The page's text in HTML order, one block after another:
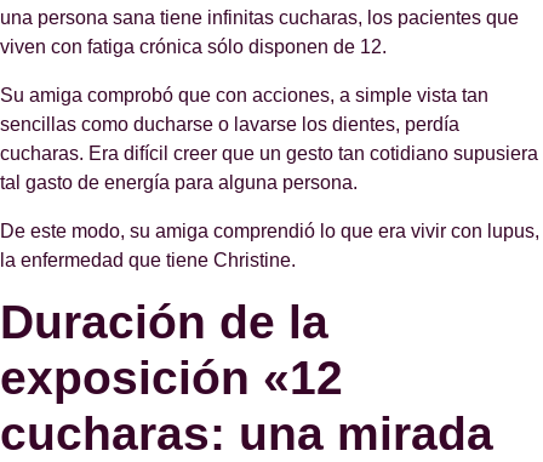
una persona sana tiene infinitas cucharas, los pacientes que
viven con fatiga crónica sólo disponen de 12.
Su amiga comprobó que con acciones, a simple vista tan
sencillas como ducharse o lavarse los dientes, perdía
cucharas. Era difícil creer que un gesto tan cotidiano supusiera
tal gasto de energía para alguna persona.
De este modo, su amiga comprendió lo que era vivir con lupus,
la enfermedad que tiene Christine.
Duración de la
exposición «12
cucharas: una mirada